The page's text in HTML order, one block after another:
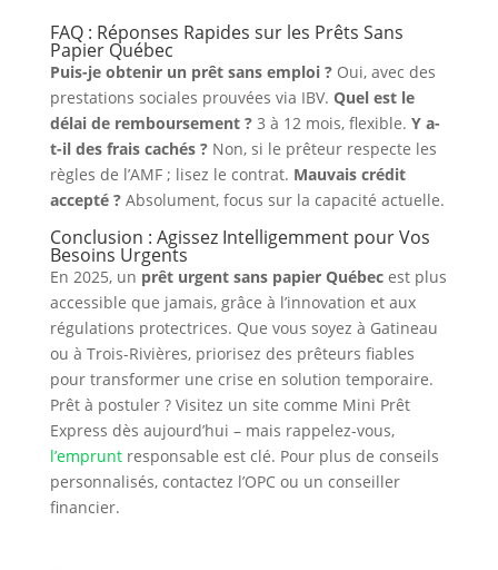
FAQ : Réponses Rapides sur les Prêts Sans
Papier Québec
Puis-je obtenir un prêt sans emploi ?Oui, avec des
prestations sociales prouvées via IBV. Quel est le
délai de remboursement ?3 à 12 mois, flexible. Y a-
t-il des frais cachés ?Non, si le prêteur respecte les
règles de l’AMF ; lisez le contrat. Mauvais crédit
accepté ?Absolument, focus sur la capacité actuelle.
Conclusion : Agissez Intelligemment pour Vos
Besoins Urgents
En 2025, un prêt urgent sans papier Québecest plus
accessible que jamais, grâce à l’innovation et aux
régulations protectrices. Que vous soyez à Gatineau
ou à Trois-Rivières, priorisez des prêteurs fiables
pour transformer une crise en solution temporaire.
Prêt à postuler ? Visitez un site comme Mini Prêt
Express dès aujourd’hui – mais rappelez-vous,
l’empruntresponsable est clé. Pour plus de conseils
personnalisés, contactez l’OPC ou un conseiller
financier.